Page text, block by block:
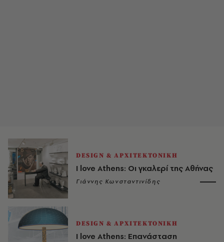
DESIGN & ΑΡΧΙΤΕΚΤΟΝΙΚΗ
I love Athens: Οι γκαλερί της Αθήνας
Γιάννης Κωνσταντινίδης
DESIGN & ΑΡΧΙΤΕΚΤΟΝΙΚΗ
I love Athens: Επανάστασn